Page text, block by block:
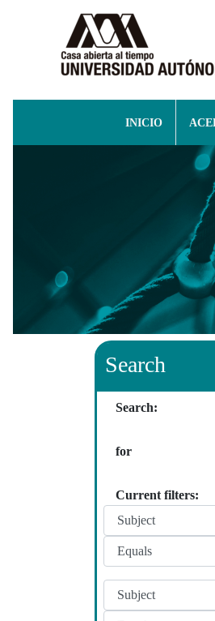
INICIO
Search
Search:
for
Current filters: